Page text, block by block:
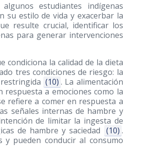
estudiantes indígenas
su estilo de vida y exacerbar la
resulte crucial, identificar los
para generar intervenciones
la calidad de la dieta
tres condiciones de riesgo: la
(10) . La alimentación
respuesta a emociones como la
refiere a comer en respuesta a
señales internas de hambre y
de limitar la ingesta de
de hambre y saciedad (10) .
y pueden conducir al consumo